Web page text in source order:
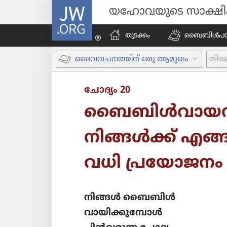
JW.ORG യഹോവയുടെ
തുടക്കം
ദൈവ​വ​ച​ന​ത്തി​ന്‌ ഒരു ആമുഖം
ചോദ്യം 20
നിങ്ങൾക്ക്‌
വധി പ്രയോ​ജനം
നിങ്ങൾ ബൈബിൾ
വായി​ക്കു​മ്പോൾ